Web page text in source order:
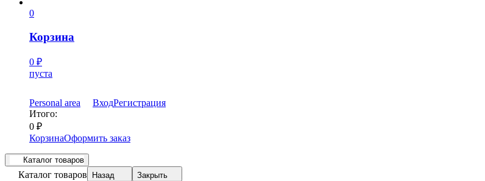
0
Корзина
0 ₽
пуста
Personal area ВходРегистрация
Итого:
0 ₽
КорзинаОформить заказ
Каталог товаров
Каталог товаров Назад Закрыть